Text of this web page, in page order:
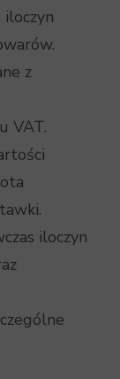
iloczyn
z
VAT.
iloczyn